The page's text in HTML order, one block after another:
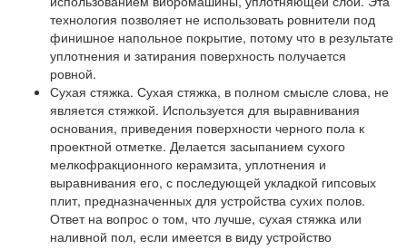
технология позволяет не использовать ровнители под
финишное напольное покрытие, потому что в результате
уплотнения и затирания поверхность получается
ровной.
Сухая стяжка. Сухая стяжка, в полном смысле слова, не
является стяжкой. Используется для выравнивания
основания, приведения поверхности черного пола к
проектной отметке. Делается засыпанием сухого
мелкофракционного керамзита, уплотнения и
выравнивания его, с последующей укладкой гипсовых
плит, предназначенных для устройства сухих полов.
Ответ на вопрос о том, что лучше, сухая стяжка или
наливной пол, если имеется в виду устройство